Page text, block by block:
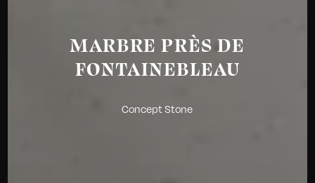
MARBRE PRÈS DE
FONTAINEBLEAU
Concept Stone